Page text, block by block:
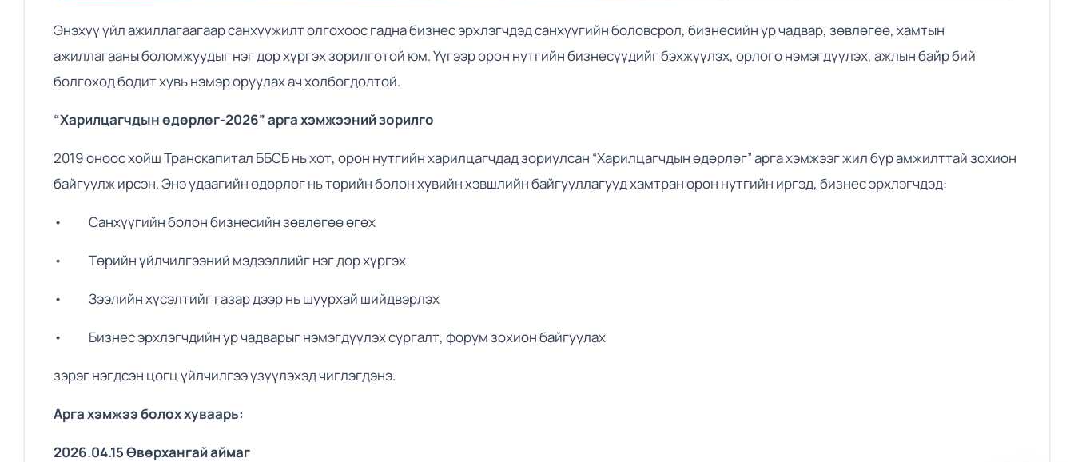
Энэхүү үйл ажиллагаагаар санхүүжилт олгохоос гадна бизнес эрхлэгчдэд санхүүгийн боловсрол, бизнесийн ур чадвар, зөвлөгөө, хамтын
ажиллагааны боломжуудыг нэг дор хүргэх зорилготой юм. Үүгээр орон нутгийн бизнесүүдийг бэхжүүлэх, орлого нэмэгдүүлэх, ажлын байр бий
болгоход бодит хувь нэмэр оруулах ач холбогдолтой.
“Харилцагчдын өдөрлөг-2026” арга хэмжээний зорилго
2019 оноос хойш Транскапитал ББСБ нь хот, орон нутгийн харилцагчдад зориулсан “Харилцагчдын өдөрлөг” арга хэмжээг жил бүр амжилттай зохион
байгуулж ирсэн. Энэ удаагийн өдөрлөг нь төрийн болон хувийн хэвшлийн байгууллагууд хамтран орон нутгийн иргэд, бизнес эрхлэгчдэд:
• Санхүүгийн болон бизнесийн зөвлөгөө өгөх
• Төрийн үйлчилгээний мэдээллийг нэг дор хүргэх
• Зээлийн хүсэлтийг газар дээр нь шуурхай шийдвэрлэх
• Бизнес эрхлэгчдийн ур чадварыг нэмэгдүүлэх сургалт, форум зохион байгуулах
зэрэг нэгдсэн цогц үйлчилгээ үзүүлэхэд чиглэгдэнэ.
Арга хэмжээ болох хуваарь:
2026.04.15 Өвөрхангай аймаг